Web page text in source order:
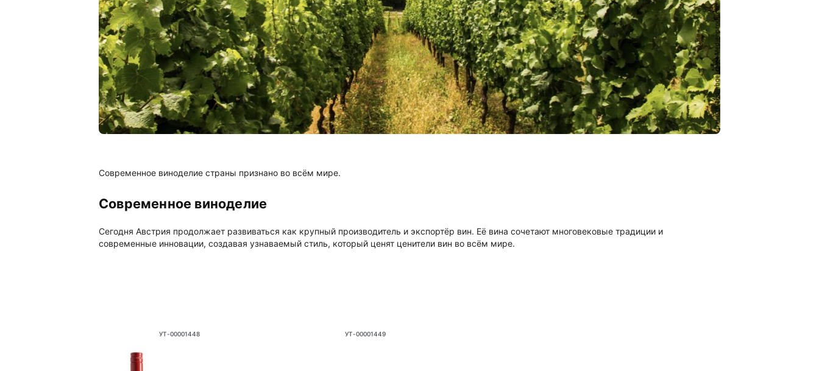
Современное виноделие страны признано во всём мире.
Современное виноделие
Сегодня Австрия продолжает развиваться как крупный производитель и экспортёр вин. Её вина сочетают многовековые традиции и
современные инновации, создавая узнаваемый стиль, который ценят ценители вин во всём мире.
УТ-00001448 УТ-00001449